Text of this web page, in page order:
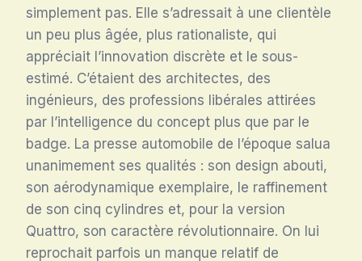
simplement pas. Elle s’adressait à une clientèle
un peu plus âgée, plus rationaliste, qui
appréciait l’innovation discrète et le sous-
estimé. C’étaient des architectes, des
ingénieurs, des professions libérales attirées
par l’intelligence du concept plus que par le
badge. La presse automobile de l’époque salua
unanimement ses qualités : son design abouti,
son aérodynamique exemplaire, le raffinement
de son cinq cylindres et, pour la version
Quattro, son caractère révolutionnaire. On lui
reprochait parfois un manque relatif de